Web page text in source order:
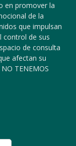
en promover la
de la
que impulsan
control de sus
de consulta
afectan su
TENEMOS